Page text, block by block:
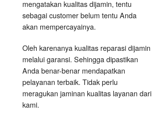
mengatakan kualitas dijamin, tentu
sebagai customer belum tentu Anda
akan mempercayainya.
Oleh karenanya kualitas reparasi dijamin
melalui garansi. Sehingga dipastikan
Anda benar-benar mendapatkan
pelayanan terbaik. Tidak perlu
meragukan jaminan kualitas layanan dari
kami.